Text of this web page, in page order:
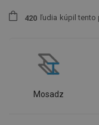
420 ľudia kúpil tento
Mosadz